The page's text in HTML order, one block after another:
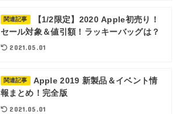
関連記事
【1/2限定】2020 Apple初売り！
セール対象＆値引額！ラッキーバッグは？
2021.05.01
関連記事
Apple 2019 新製品＆イベント情
報まとめ！完全版
2021.05.01